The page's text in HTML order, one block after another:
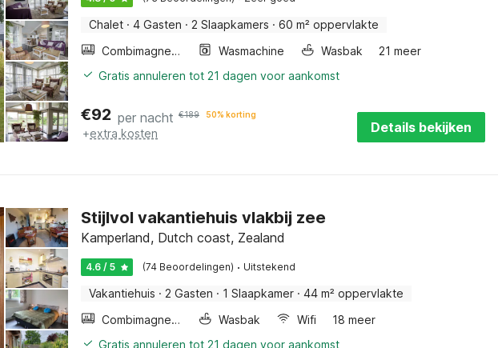
Chalet · 4 Gasten · 2 Slaapkamers · 60 m² oppervlakte
Combimagnetron
Wasmachine Wasbak
21 meer
Gratis annuleren tot 21 dagen voor aankomst
€92 per nacht €189 50% korting
+extra kosten Details bekijken
Stijlvol vakantiehuis vlakbij zee
Kamperland, Dutch coast, Zealand
4.6 / 5 (74 Beoordelingen) · Uitstekend
Vakantiehuis · 2 Gasten · 1 Slaapkamer · 44 m² oppervlakte
Combimagnetron
Wasbak Wifi
18 meer
Gratis annuleren tot 21 dagen voor aankomst